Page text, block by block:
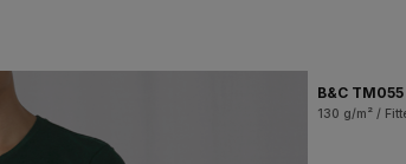
B&C
130 g/m² /